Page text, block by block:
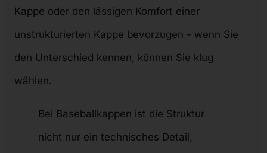
Kappe oder den lässigen Komfort einer
unstrukturierten Kappe bevorzugen - wenn Sie
den Unterschied kennen, können Sie klug
wählen.
Bei Baseballkappen ist die Struktur
nicht nur ein technisches Detail,